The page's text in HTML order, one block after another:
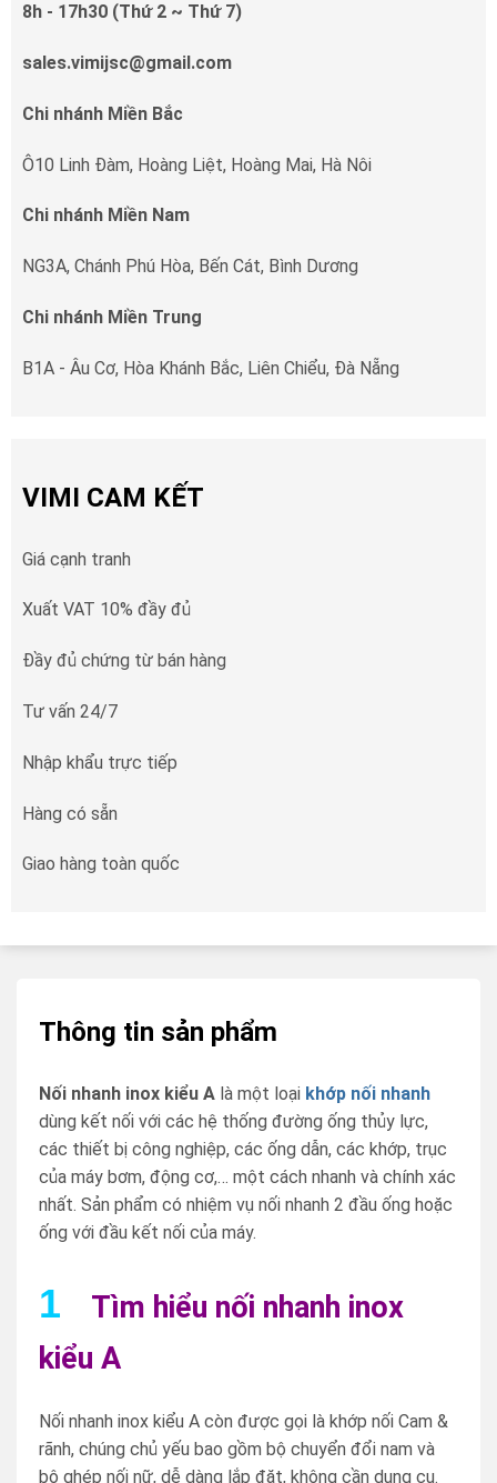
8h - 17h30 (Thứ 2 ~ Thứ 7)
sales.vimijsc@gmail.com
Chi nhánh Miền Bắc
Ô10 Linh Đàm, Hoàng Liệt, Hoàng Mai, Hà Nôi
Chi nhánh Miền Nam
NG3A, Chánh Phú Hòa, Bến Cát, Bình Dương
Chi nhánh Miền Trung
B1A - Âu Cơ, Hòa Khánh Bắc, Liên Chiểu, Đà Nẵng
VIMI CAM KẾT
Giá cạnh tranh
Xuất VAT 10% đầy đủ
Đầy đủ chứng từ bán hàng
Tư vấn 24/7
Nhập khẩu trực tiếp
Hàng có sẵn
Giao hàng toàn quốc
Thông tin sản phẩm
Nối nhanh inox kiểu A là một loại khớp nối nhanh
dùng kết nối với các hệ thống đường ống thủy lực,
các thiết bị công nghiệp, các ống dẫn, các khớp, trục
của máy bơm, động cơ,… một cách nhanh và chính xác
nhất. Sản phẩm có nhiệm vụ nối nhanh 2 đầu ống hoặc
ống với đầu kết nối của máy.
1
Tìm hiểu nối nhanh inox
kiểu A
Nối nhanh inox kiểu A còn được gọi là khớp nối Cam &
rãnh, chúng chủ yếu bao gồm bộ chuyển đổi nam và
bộ ghép nối nữ, dễ dàng lắp đặt, không cần dụng cụ.